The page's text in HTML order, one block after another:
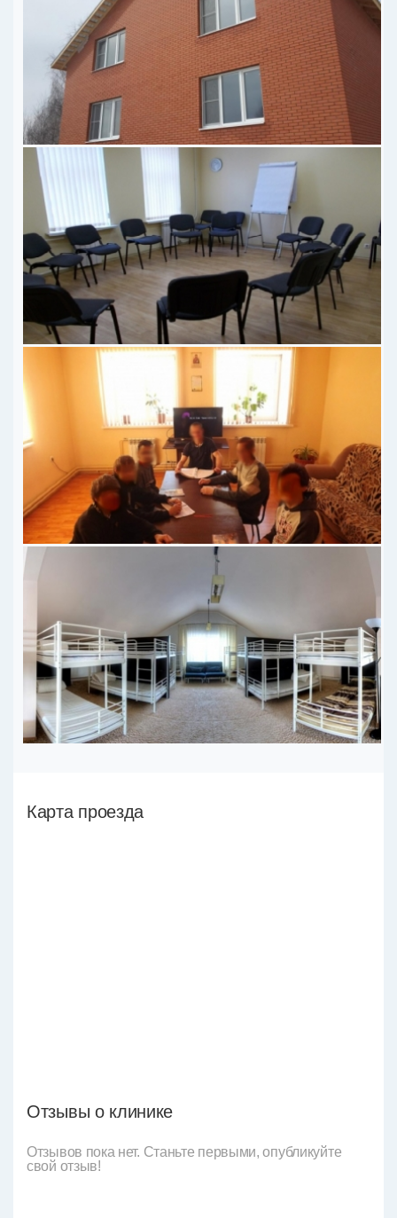
Карта проезда
Отзывы о клинике
Отзывов пока нет. Станьте первыми, опубликуйте
свой отзыв!